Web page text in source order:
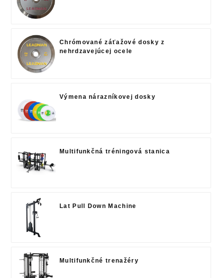
Chrómované záťažové dosky z
nehrdzavejúcej ocele
Výmena nárazníkovej dosky
Multifunkčná tréningová stanica
Lat Pull Down Machine
Multifunkčné trenažéry